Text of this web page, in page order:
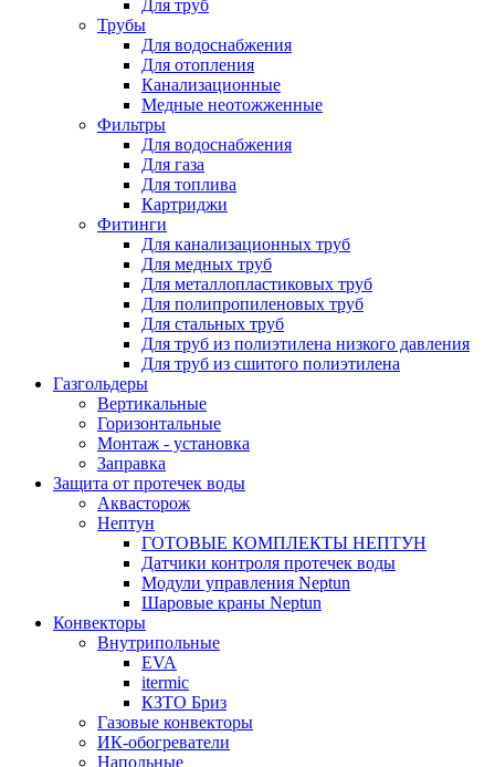
Для труб
Трубы
Для водоснабжения
Для отопления
Канализационные
Медные неотожженные
Фильтры
Для водоснабжения
Для газа
Для топлива
Картриджи
Фитинги
Для канализационных труб
Для медных труб
Для металлопластиковых труб
Для полипропиленовых труб
Для стальных труб
Для труб из полиэтилена низкого давления
Для труб из сшитого полиэтилена
Газгольдеры
Вертикальные
Горизонтальные
Монтаж - установка
Заправка
Защита от протечек воды
Аквасторож
Нептун
ГОТОВЫЕ КОМПЛЕКТЫ НЕПТУН
Датчики контроля протечек воды
Модули управления Neptun
Шаровые краны Neptun
Конвекторы
Внутрипольные
EVA
itermic
КЗТО Бриз
Газовые конвекторы
ИК-обогреватели
Напольные